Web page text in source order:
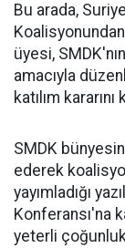
Bu arada,
üyesi,
amacıyla
katılım kararını
SMDK
ederek
yayımladığı
Konferansı'na
yeterli